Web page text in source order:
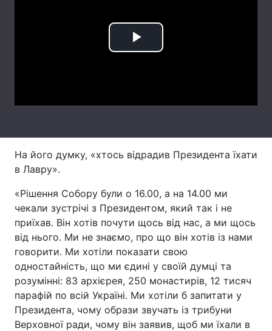
Тема оформлення
Play
На його думку, «хтось відрадив Президента їхати
в Лавру».
«Рішення Собору були о 16.00, а на 14.00 ми
чекали зустрічі з Президентом, який так і не
приїхав. Він хотів почути щось від нас, а ми щось
від нього. Ми не знаємо, про що він хотів із нами
говорити. Ми хотіли показати свою
одностайність, що ми єдині у своїй думці та
розумінні: 83 архієрея, 250 монастирів, 12 тисяч
парафій по всій Україні. Ми хотіли б запитати у
Президента, чому образи звучать із трибуни
Верховної ради, чому він заявив, щоб ми їхали в